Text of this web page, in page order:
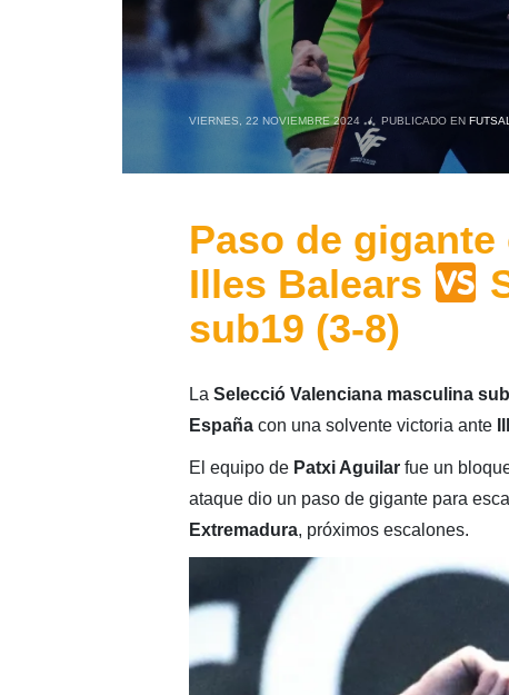
VIERNES, 22 NOVIEMBRE 2024 / PUBLICADO EN
Paso de
Illes Balears
sub19 (3-8)
La Selecció Valenciana masculina
Españacon una solvente victoria ante
El equipo de Patxi Aguilarfue un
ataque dio un paso de gigante para
Extremadura, próximos escalones.